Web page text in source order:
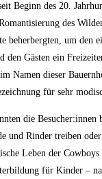
Beginn des 20.
des
beher­berg­ten, um den
den Gäs­ten ein
Namen die­ser
für sehr
die
und Rin­der trei­ben
Leben der
für Kin­der –